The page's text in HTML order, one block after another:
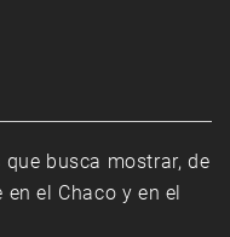
busca mostrar, de
el Chaco y en el